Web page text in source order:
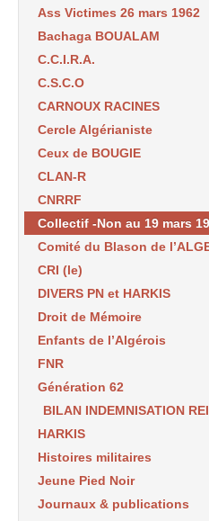
Ass Victimes 26 mars 1962
Bachaga BOUALAM
C.C.I.R.A.
C.S.C.O
CARNOUX RACINES
Cercle Algérianiste
Ceux de BOUGIE
CLAN-R
CNRRF
Collectif -Non au 19 mars
Comité du Blason de
CRI (le)
DIVERS PN et HARKIS
Droit de Mémoire
Enfants de l’Algérois
FNR
Génération 62
BILAN INDEMNISATION
HARKIS
Histoires militaires
Jeune Pied Noir
Journaux & publications